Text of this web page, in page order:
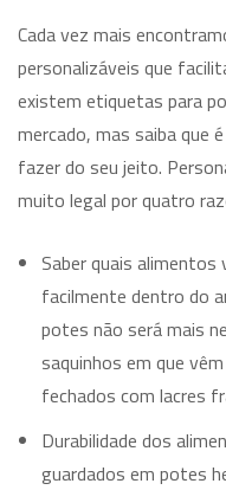
Cada vez mais
personalizáveis que
existem etiquetas para
mercado, mas saiba que
fazer do seu jeito.
muito legal por quatro
Saber quais
facilmente dentro do
potes não será mais
saquinhos em que
fechados com lacres
Durabilidade dos
guardados em potes